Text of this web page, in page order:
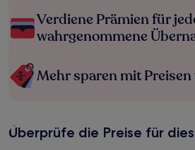
Verdiene Prämien für
wahrgenommene
Mehr sparen mit
Überprüfe die Preise für